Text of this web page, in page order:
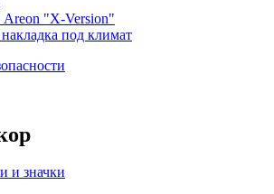
Areon "X-Version"
под климат
и значки